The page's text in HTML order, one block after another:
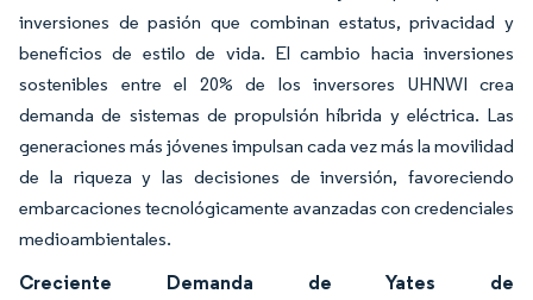
inversiones de pasión que combinan estatus, privacidad y
beneficios de estilo de vida. El cambio hacia inversiones
sostenibles entre el 20% de los inversores UHNWI crea
demanda de sistemas de propulsión híbrida y eléctrica. Las
generaciones más jóvenes impulsan cada vez más la movilidad
de la riqueza y las decisiones de inversión, favoreciendo
embarcaciones tecnológicamente avanzadas con credenciales
medioambientales.
Creciente Demanda de Yates de